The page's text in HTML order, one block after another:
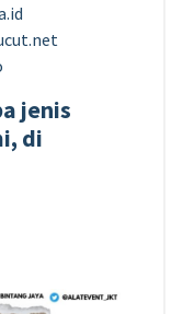
jenis
di